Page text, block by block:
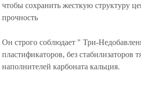
чтобы сохранить жесткую структуру
прочность
Он строго соблюдает " Три-
пластификаторов, без стабилизаторов
наполнителей карбоната кальция.